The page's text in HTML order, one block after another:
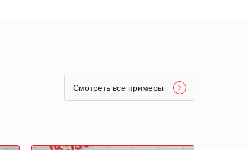
Смотреть все примеры